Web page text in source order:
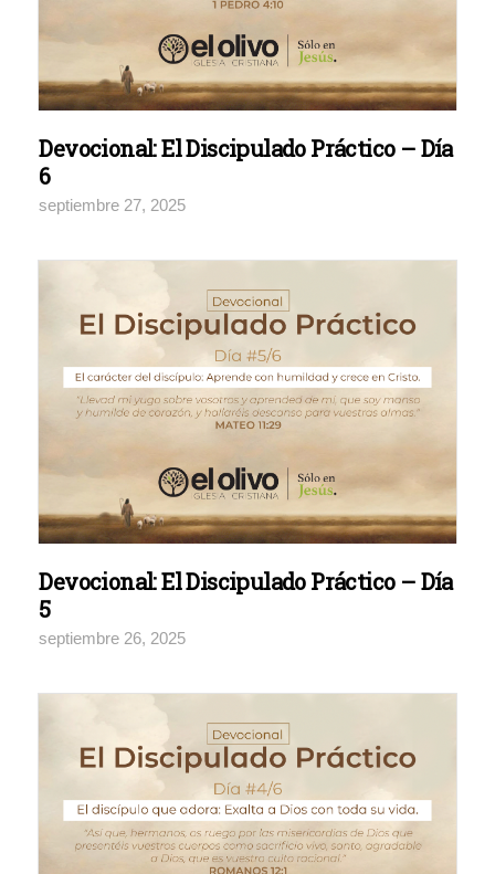
Devocional: El Discipulado Práctico – Día
6
septiembre 27, 2025
Devocional: El Discipulado Práctico – Día
5
septiembre 26, 2025